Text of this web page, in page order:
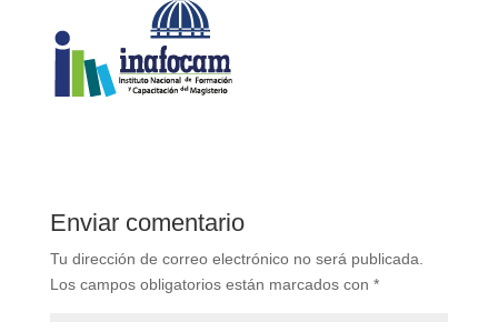
Enviar comentario
Tu dirección de correo electrónico no será publicada.
Los campos obligatorios están marcados con *